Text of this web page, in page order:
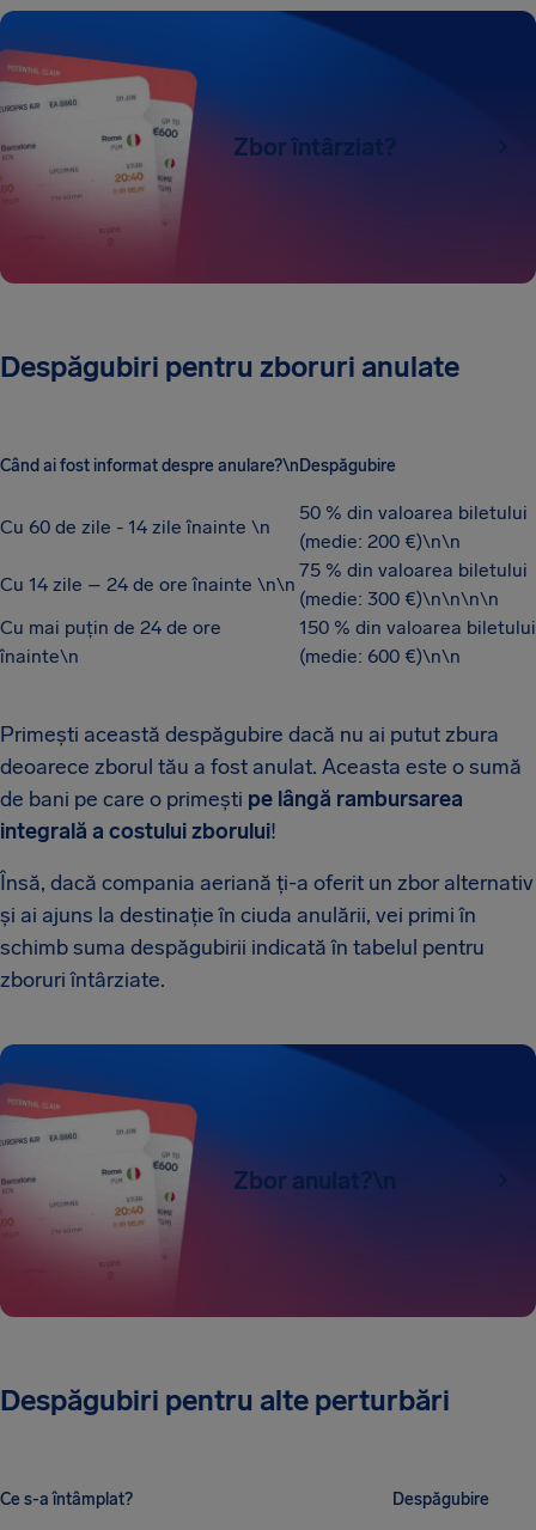
Zbor întârziat?
Despăgubiri pentru zboruri anulate
Când ai fost informat despre anulare?\nDespăgubire
Cu 60 de zile - 14 zile înainte \n
50 % din valoarea biletului
(medie: 200 €)\n\n
Cu 14 zile – 24 de ore înainte \n\n
75 % din valoarea biletului
(medie: 300 €)\n\n\n\n
Cu mai puțin de 24 de ore
înainte\n
150 % din valoarea biletului
(medie: 600 €)\n\n
Primești această despăgubire dacă nu ai putut zbura
deoarece zborul tău a fost anulat. Aceasta este o sumă
de bani pe care o primești pe lângă rambursarea
integrală a costului zborului!
Însă, dacă compania aeriană ți-a oferit un zbor alternativ
și ai ajuns la destinație în ciuda anulării, vei primi în
schimb suma despăgubirii indicată în tabelul pentru
zboruri întârziate.
Zbor anulat?\n
Despăgubiri pentru alte perturbări
Ce s-a întâmplat? Despăgubire